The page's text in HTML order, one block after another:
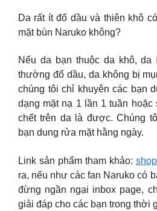
Da rất ít đổ dầu và thiên khô
mặt bùn Naruko không?
Nếu da bạn thuộc da khô, da
thường đổ dầu, da không bị
chúng tôi chỉ khuyên các bạn
dạng mặt nạ 1 lần 1 tuần
chết trên da là được. Chúng
bạn dung rửa mặt hằng ngày.
Link sản phẩm tham khảo:
ra, nếu như các fan Naruko có
đừng ngần ngại inbox page,
giải đáp cho các bạn trong thời